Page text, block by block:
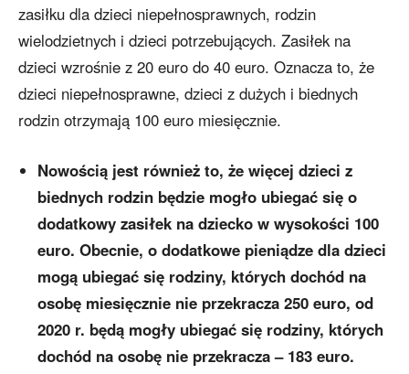
zasiłku dla dzieci niepełnosprawnych, rodzin
wielodzietnych i dzieci potrzebujących. Zasiłek na
dzieci wzrośnie z 20 euro do 40 euro. Oznacza to, że
dzieci niepełnosprawne, dzieci z dużych i biednych
rodzin otrzymają 100 euro miesięcznie.
Nowością jest również to, że więcej dzieci z
biednych rodzin będzie mogło ubiegać się o
dodatkowy zasiłek na dziecko w wysokości 100
euro. Obecnie, o dodatkowe pieniądze dla dzieci
mogą ubiegać się rodziny, których dochód na
osobę miesięcznie nie przekracza 250 euro, od
2020 r. będą mogły ubiegać się rodziny, których
dochód na osobę nie przekracza – 183 euro.